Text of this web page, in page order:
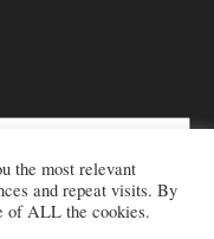
the most relevant
and repeat visits. By
of ALL the cookies.